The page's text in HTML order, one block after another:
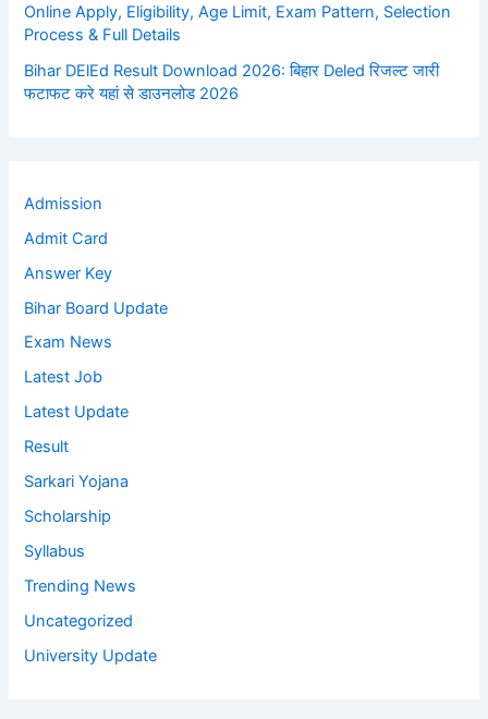
Online Apply, Eligibility, Age Limit, Exam Pattern, Selection
Process & Full Details
Bihar DElEd Result Download 2026: बिहार Deled रिजल्ट जारी
फटाफट करे यहां से डाउनलोड 2026
Admission
Admit Card
Answer Key
Bihar Board Update
Exam News
Latest Job
Latest Update
Result
Sarkari Yojana
Scholarship
Syllabus
Trending News
Uncategorized
University Update